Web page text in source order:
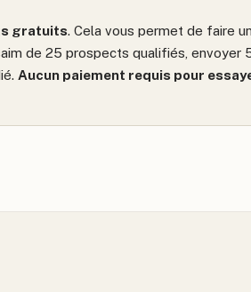
gratuits. Cela vous permet de faire
de 25 prospects qualifiés, envoyer
Aucun paiement requis pour